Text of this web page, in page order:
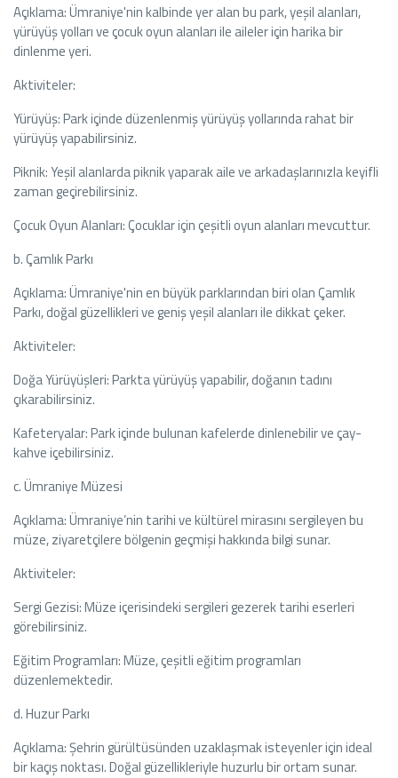
Açıklama: Ümraniye'nin kalbinde yer alan bu park, yeşil alanları,
yürüyüş yolları ve çocuk oyun alanları ile aileler için harika bir
dinlenme yeri.
Aktiviteler:
Yürüyüş: Park içinde düzenlenmiş yürüyüş yollarında rahat bir
yürüyüş yapabilirsiniz.
Piknik: Yeşil alanlarda piknik yaparak aile ve arkadaşlarınızla keyifli
zaman geçirebilirsiniz.
Çocuk Oyun Alanları: Çocuklar için çeşitli oyun alanları mevcuttur.
b. Çamlık Parkı
Açıklama: Ümraniye'nin en büyük parklarından biri olan Çamlık
Parkı, doğal güzellikleri ve geniş yeşil alanları ile dikkat çeker.
Aktiviteler:
Doğa Yürüyüşleri: Parkta yürüyüş yapabilir, doğanın tadını
çıkarabilirsiniz.
Kafeteryalar: Park içinde bulunan kafelerde dinlenebilir ve çay-
kahve içebilirsiniz.
c. Ümraniye Müzesi
Açıklama: Ümraniye’nin tarihi ve kültürel mirasını sergileyen bu
müze, ziyaretçilere bölgenin geçmişi hakkında bilgi sunar.
Aktiviteler:
Sergi Gezisi: Müze içerisindeki sergileri gezerek tarihi eserleri
görebilirsiniz.
Eğitim Programları: Müze, çeşitli eğitim programları
düzenlemektedir.
d. Huzur Parkı
Açıklama: Şehrin gürültüsünden uzaklaşmak isteyenler için ideal
bir kaçış noktası. Doğal güzellikleriyle huzurlu bir ortam sunar.